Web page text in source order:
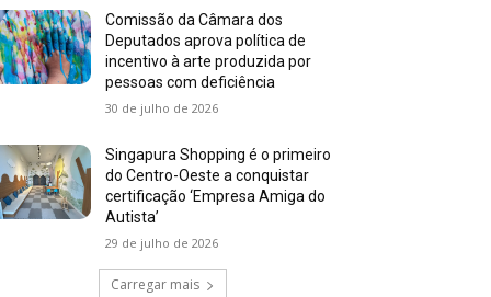
Comissão da Câmara dos
Deputados aprova política de
incentivo à arte produzida por
pessoas com deficiência
30 de julho de 2026
Singapura Shopping é o primeiro
do Centro-Oeste a conquistar
certificação ‘Empresa Amiga do
Autista’
29 de julho de 2026
Carregar mais